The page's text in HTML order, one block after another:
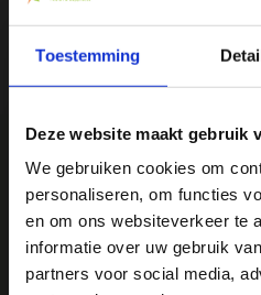
Toestemming
Deze website maakt gebruik
We gebruiken cookies om
personaliseren, om functies
en om ons websiteverkeer te
informatie over uw gebruik
partners voor social media,
Vergelijk
We♥health
Mani Vivendi
beetje extra!
Ja, ik wil 5%
volgende